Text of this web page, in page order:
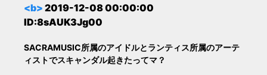
<b> 2019-12-08 00:00:00
ID:8sAUK3Jg00
SACRAMUSIC所属のアイドルとランティス所属のアーテ
ィストでスキャンダル起きたってマ？